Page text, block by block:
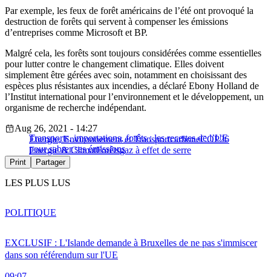
Par exemple, les feux de forêt américains de l’été ont provoqué la
destruction de forêts qui servent à compenser les émissions
d’entreprises comme Microsoft et BP.
Malgré cela, les forêts sont toujours considérées comme essentielles
pour lutter contre le changement climatique. Elles doivent
simplement être gérées avec soin, notamment en choisissant des
espèces plus résistantes aux incendies, a déclaré Ebony Holland de
l’Institut international pour l’environnement et le développement, un
organisme de recherche indépendant.
Transports, importations, forêts : les recettes de l’UE
pour sabrer ses émissions
Aug 26, 2021 - 14:27
Energie, Environnement et TransportcarboneCOP26
Energie & ClimatForêtsgaz à effet de serre
Print Partager
LES PLUS LUS
EXCLUSIF : L'Islande demande à Bruxelles de ne pas s'immiscer
dans son référendum sur l'UE
POLITIQUE